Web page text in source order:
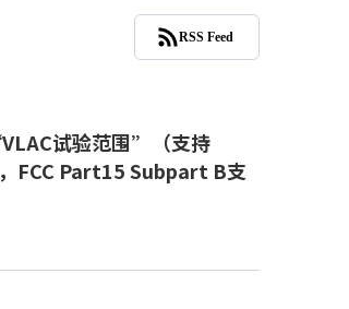
RSS Feed
试验范围”（支持
FCC Part15 Subpart B支